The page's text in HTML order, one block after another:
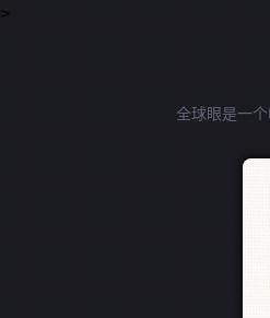
>
全球眼是一